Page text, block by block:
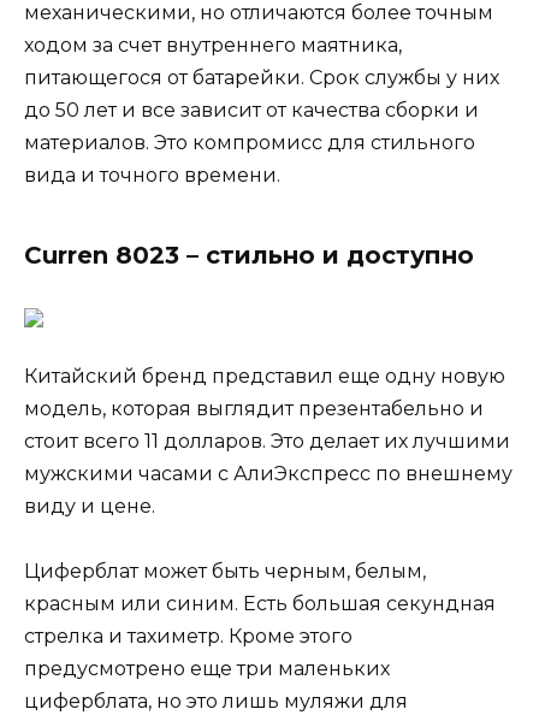
механическими, но отличаются более точным
ходом за счет внутреннего маятника,
питающегося от батарейки. Срок службы у них
до 50 лет и все зависит от качества сборки и
материалов. Это компромисс для стильного
вида и точного времени.
Curren 8023 – стильно и доступно
Китайский бренд представил еще одну новую
модель, которая выглядит презентабельно и
стоит всего 11 долларов. Это делает их лучшими
мужскими часами с АлиЭкспресс по внешнему
виду и цене.
Циферблат может быть черным, белым,
красным или синим. Есть большая секундная
стрелка и тахиметр. Кроме этого
предусмотрено еще три маленьких
циферблата, но это лишь муляжи для